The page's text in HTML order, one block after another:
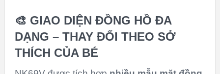
🎨 GIAO DIỆN ĐỒNG HỒ ĐA
DẠNG – THAY ĐỔI THEO SỞ
THÍCH CỦA BÉ